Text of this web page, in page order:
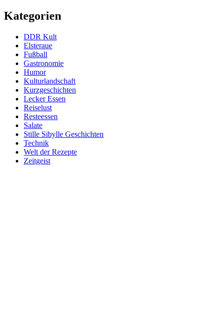
Kategorien
DDR Kult
Elsteraue
Fußball
Gastronomie
Humor
Kulturlandschaft
Kurzgeschichten
Lecker Essen
Reiselust
Resteessen
Salate
Stille Sibylle Geschichten
Technik
Welt der Rezepte
Zeitgeist